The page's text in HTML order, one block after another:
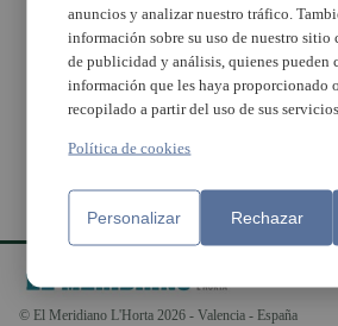
Magníficos resultados
del Club Atlantis Sincro
de Burjassot en el
autonómico
© El Meridiano L'Horta 2026 - Valencia - España
anuncios y analizar nuestro tráfico.
información sobre su uso de nuestro sitio
de publicidad y análisis, quienes pueden
información que les haya proporcionado
recopilado a partir del uso de sus servicios.
Política de cookies
Personalizar Rechazar